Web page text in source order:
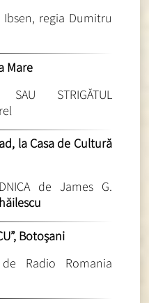
regia Dumitru
Mare
SAU STRIGĂTUL
la Casa de Cultură
de James G.
Botoşani
Radio Romania